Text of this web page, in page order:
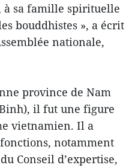
à sa famille spirituelle
bouddhistes », a écrit
nationale,
province de Nam
il fut une figure
vietnamien. Il a
notamment
Conseil d’expertise,